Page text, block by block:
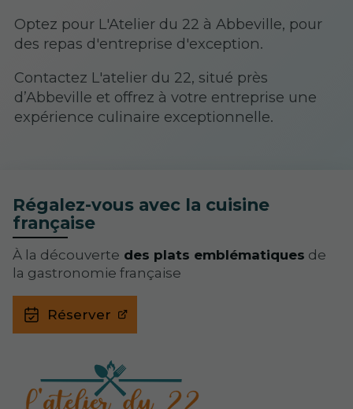
Optez pour L'Atelier du 22 à Abbeville, pour
des repas d'entreprise d'exception.
Contactez L'atelier du 22, situé près
d’Abbeville et offrez à votre entreprise une
expérience culinaire exceptionnelle.
Régalez-vous avec la cuisine
française
À la découverte des plats emblématiques de
la gastronomie française
Réserver